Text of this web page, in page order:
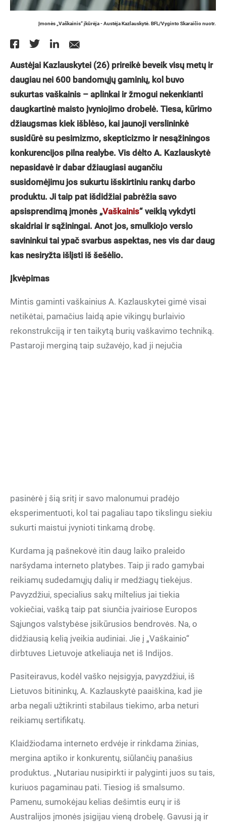
Įmonės „Vaškainis“ įkūrėja - Austėja Kazlauskytė. BFL/Vyginto Skaraičio nuotr.
Austėjai Kazlauskytei (26) prireikė beveik visų metų ir
daugiau nei 600 bandomųjų gaminių, kol buvo
sukurtas vaškainis – aplinkai ir žmogui nekenkianti
daugkartinė maisto įvyniojimo drobelė. Tiesa, kūrimo
džiaugsmas kiek išblėso, kai jaunoji verslininkė
susidūrė su pesimizmo, skepticizmo ir nesąžiningos
konkurencijos pilna realybe. Vis dėlto A. Kazlauskytė
nepasidavė ir dabar džiaugiasi augančiu
susidomėjimu jos sukurtu išskirtiniu rankų darbo
produktu. Ji taip pat išdidžiai pabrėžia savo
apsisprendimą įmonės „Vaškainis“ veiklą vykdyti
skaidriai ir sąžiningai. Anot jos, smulkiojo verslo
savininkui tai ypač svarbus aspektas, nes vis dar daug
kas nesiryžta išlįsti iš šešėlio.
Įkvėpimas
Mintis gaminti vaškainius A. Kazlauskytei gimė visai
netikėtai, pamačius laidą apie vikingų burlaivio
rekonstrukciją ir ten taikytą burių vaškavimo techniką.
Pastaroji merginą taip sužavėjo, kad ji nejučia
pasinėrė į šią sritį ir savo malonumui pradėjo
eksperimentuoti, kol tai pagaliau tapo tikslingu siekiu
sukurti maistui įvynioti tinkamą drobę.
Kurdama ją pašnekovė itin daug laiko praleido
naršydama interneto platybes. Taip ji rado gamybai
reikiamų sudedamųjų dalių ir medžiagų tiekėjus.
Pavyzdžiui, specialius sakų miltelius jai tiekia
vokiečiai, vašką taip pat siunčia įvairiose Europos
Sąjungos valstybėse įsikūrusios bendrovės. Na, o
didžiausią kelią įveikia audiniai. Jie į „Vaškainio“
dirbtuves Lietuvoje atkeliauja net iš Indijos.
Pasiteiravus, kodėl vaško neįsigyja, pavyzdžiui, iš
Lietuvos bitininkų, A. Kazlauskytė paaiškina, kad jie
arba negali užtikrinti stabilaus tiekimo, arba neturi
reikiamų sertifikatų.
Klaidžiodama interneto erdvėje ir rinkdama žinias,
mergina aptiko ir konkurentų, siūlančių panašius
produktus. „Nutariau nusipirkti ir palyginti juos su tais,
kuriuos pagaminau pati. Tiesiog iš smalsumo.
Pamenu, sumokėjau kelias dešimtis eurų ir iš
Australijos įmonės įsigijau vieną drobelę. Gavusi ją ir